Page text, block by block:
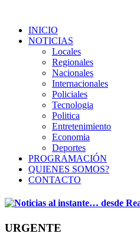
INICIO
NOTICIAS
Locales
Regionales
Nacionales
Internacionales
Policiales
Tecnologia
Politica
Entretenimiento
Economia
Deportes
PROGRAMACIÓN
QUIENES SOMOS?
CONTACTO
URGENTE